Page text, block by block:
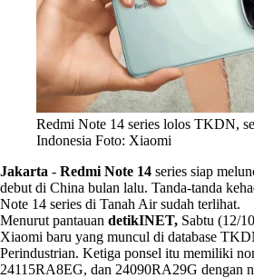
Redmi Note 14 series lolos TKDN,
Indonesia Foto: Xiaomi
Jakarta - Redmi Note 14 series siap
debut di China bulan lalu. Tanda-tanda
Note 14 series di Tanah Air sudah terlihat.
Menurut pantauan detikINET, Sabtu (12/
Xiaomi baru yang muncul di database
Perindustrian. Ketiga ponsel itu memiliki
24115RA8EG, dan 24090RA29G dengan